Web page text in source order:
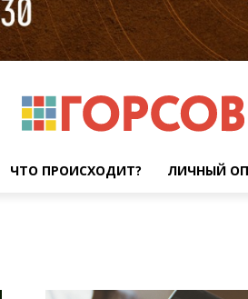
ЧТО ПРОИСХОДИТ? ЛИЧНЫЙ